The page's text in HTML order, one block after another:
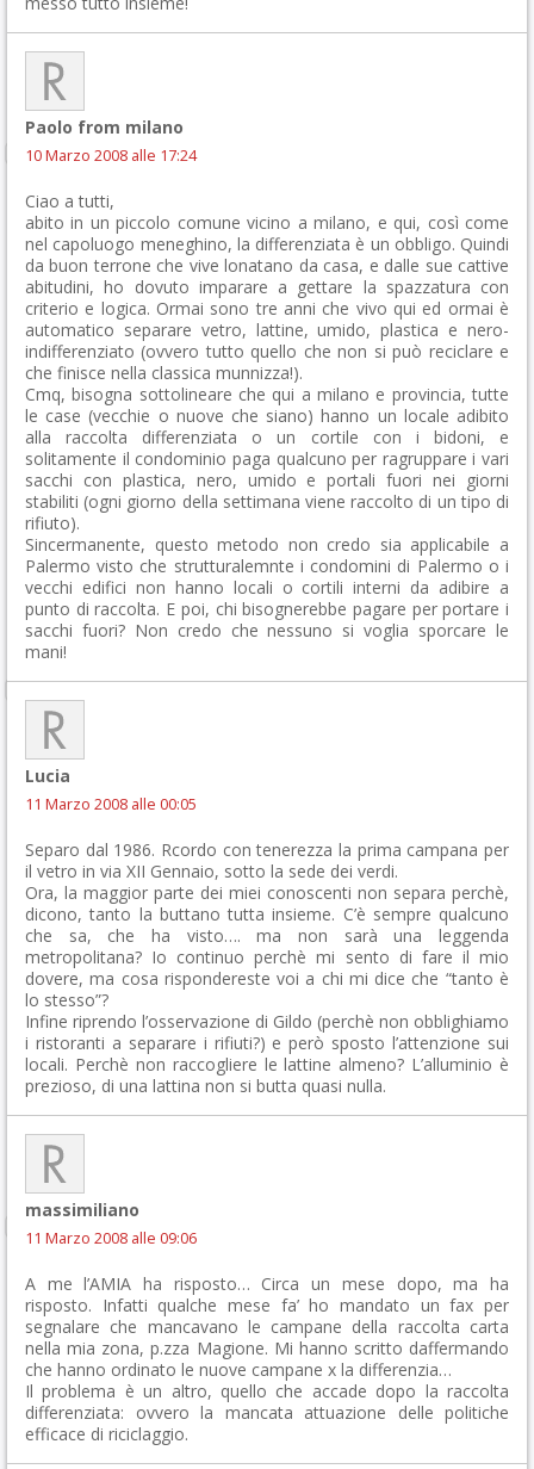
Paolo from milano
10 Marzo 2008 alle 17:24
Ciao a tutti,
abito in un piccolo comune vicino a milano, e qui, così come
nel capoluogo meneghino, la differenziata è un obbligo. Quindi
da buon terrone che vive lonatano da casa, e dalle sue cattive
abitudini, ho dovuto imparare a gettare la spazzatura con
criterio e logica. Ormai sono tre anni che vivo qui ed ormai è
automatico separare vetro, lattine, umido, plastica e nero-
indifferenziato (ovvero tutto quello che non si può reciclare e
che finisce nella classica munnizza!).
Cmq, bisogna sottolineare che qui a milano e provincia, tutte
le case (vecchie o nuove che siano) hanno un locale adibito
alla raccolta differenziata o un cortile con i bidoni, e
solitamente il condominio paga qualcuno per ragruppare i vari
sacchi con plastica, nero, umido e portali fuori nei giorni
stabiliti (ogni giorno della settimana viene raccolto di un tipo di
rifiuto).
Sincermanente, questo metodo non credo sia applicabile a
Palermo visto che strutturalemnte i condomini di Palermo o i
vecchi edifici non hanno locali o cortili interni da adibire a
punto di raccolta. E poi, chi bisognerebbe pagare per portare i
sacchi fuori? Non credo che nessuno si voglia sporcare le
mani!
Lucia
11 Marzo 2008 alle 00:05
Separo dal 1986. Rcordo con tenerezza la prima campana per
il vetro in via XII Gennaio, sotto la sede dei verdi.
Ora, la maggior parte dei miei conoscenti non separa perchè,
dicono, tanto la buttano tutta insieme. C’è sempre qualcuno
che sa, che ha visto…. ma non sarà una leggenda
metropolitana? Io continuo perchè mi sento di fare il mio
dovere, ma cosa rispondereste voi a chi mi dice che “tanto è
lo stesso”?
Infine riprendo l’osservazione di Gildo (perchè non obblighiamo
i ristoranti a separare i rifiuti?) e però sposto l’attenzione sui
locali. Perchè non raccogliere le lattine almeno? L’alluminio è
prezioso, di una lattina non si butta quasi nulla.
massimiliano
11 Marzo 2008 alle 09:06
A me l’AMIA ha risposto… Circa un mese dopo, ma ha
risposto. Infatti qualche mese fa’ ho mandato un fax per
segnalare che mancavano le campane della raccolta carta
nella mia zona, p.zza Magione. Mi hanno scritto daffermando
che hanno ordinato le nuove campane x la differenzia…
Il problema è un altro, quello che accade dopo la raccolta
differenziata: ovvero la mancata attuazione delle politiche
efficace di riciclaggio.